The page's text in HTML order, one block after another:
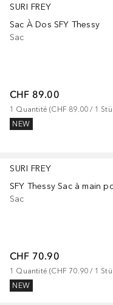
SURI FREY
Sac À Dos SFY Thessy
Sac
CHF 89.00
1 Quantité (CHF 89.00 / 1
NEW
SURI FREY
Sac
CHF 70.90
1 Quantité (CHF 70.90 / 1
NEW